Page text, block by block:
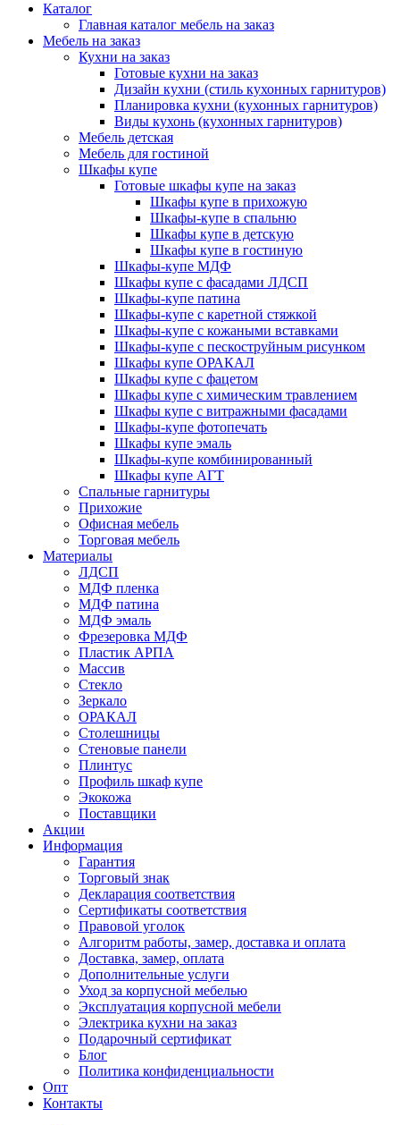
Каталог
Главная каталог мебель на заказ
Мебель на заказ
Кухни на заказ
Готовые кухни на заказ
Дизайн кухни (стиль кухонных гарнитуров)
Планировка кухни (кухонных гарнитуров)
Виды кухонь (кухонных гарнитуров)
Мебель детская
Мебель для гостиной
Шкафы купе
Готовые шкафы купе на заказ
Шкафы купе в прихожую
Шкафы-купе в спальню
Шкафы купе в детскую
Шкафы купе в гостиную
Шкафы-купе МДФ
Шкафы купе с фасадами ЛДСП
Шкафы-купе патина
Шкафы-купе с каретной стяжкой
Шкафы-купе с кожаными вставками
Шкафы-купе с пескоструйным рисунком
Шкафы купе ОРАКАЛ
Шкафы купе с фацетом
Шкафы купе с химическим травлением
Шкафы купе с витражными фасадами
Шкафы-купе фотопечать
Шкафы купе эмаль
Шкафы-купе комбинированный
Шкафы купе АГТ
Спальные гарнитуры
Прихожие
Офисная мебель
Торговая мебель
Материалы
ЛДСП
МДФ пленка
МДФ патина
МДФ эмаль
Фрезеровка МДФ
Пластик АРПА
Массив
Стекло
Зеркало
ОРАКАЛ
Столешницы
Стеновые панели
Плинтус
Профиль шкаф купе
Экокожа
Поставщики
Акции
Информация
Гарантия
Торговый знак
Декларация соответствия
Сертификаты соответствия
Правовой уголок
Алгоритм работы, замер, доставка и оплата
Доставка, замер, оплата
Дополнительные услуги
Уход за корпусной мебелью
Эксплуатация корпусной мебели
Электрика кухни на заказ
Подарочный сертификат
Блог
Политика конфиденциальности
Опт
Контакты